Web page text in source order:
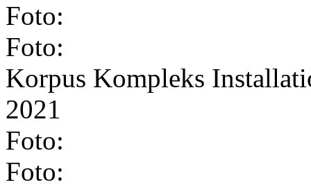
Foto:
Foto:
Korpus Kompleks
2021
Foto:
Foto: